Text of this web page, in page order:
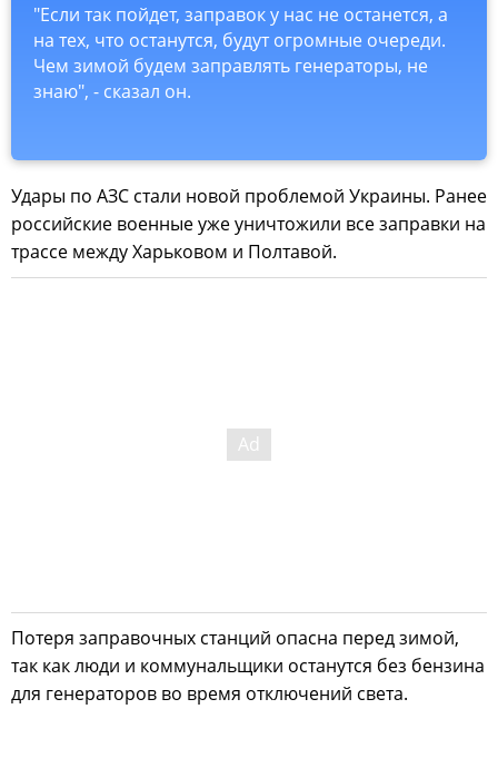
"Если так пойдет, заправок у нас не останется, а
на тех, что останутся, будут огромные очереди.
Чем зимой будем заправлять генераторы, не
знаю", - сказал он.
Удары по АЗС стали новой проблемой Украины. Ранее
российские военные уже уничтожили все заправки на
трассе между Харьковом и Полтавой.
Потеря заправочных станций опасна перед зимой,
так как люди и коммунальщики останутся без бензина
для генераторов во время отключений света.